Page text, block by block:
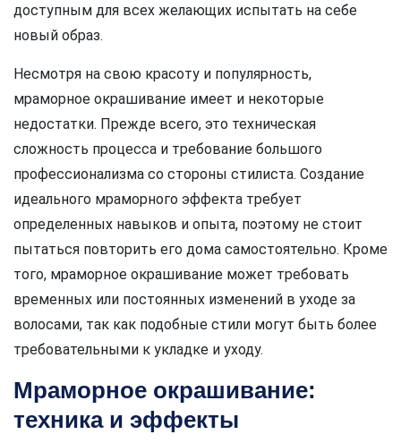
доступным для всех желающих испытать на себе
новый образ.
Несмотря на свою красоту и популярность,
мраморное окрашивание имеет и некоторые
недостатки. Прежде всего, это техническая
сложность процесса и требование большого
профессионализма со стороны стилиста. Создание
идеального мраморного эффекта требует
определенных навыков и опыта, поэтому не стоит
пытаться повторить его дома самостоятельно. Кроме
того, мраморное окрашивание может требовать
временных или постоянных изменений в уходе за
волосами, так как подобные стили могут быть более
требовательными к укладке и уходу.
Мраморное окрашивание:
техника и эффекты